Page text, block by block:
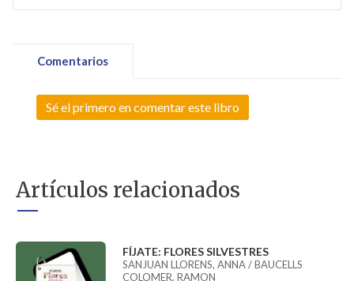
Comentarios
Sé el primero en comentar este libro
Artículos relacionados
FÍJATE: FLORES SILVESTRES
SANJUAN LLORENS, ANNA / BAUCELLS
COLOMER, RAMON